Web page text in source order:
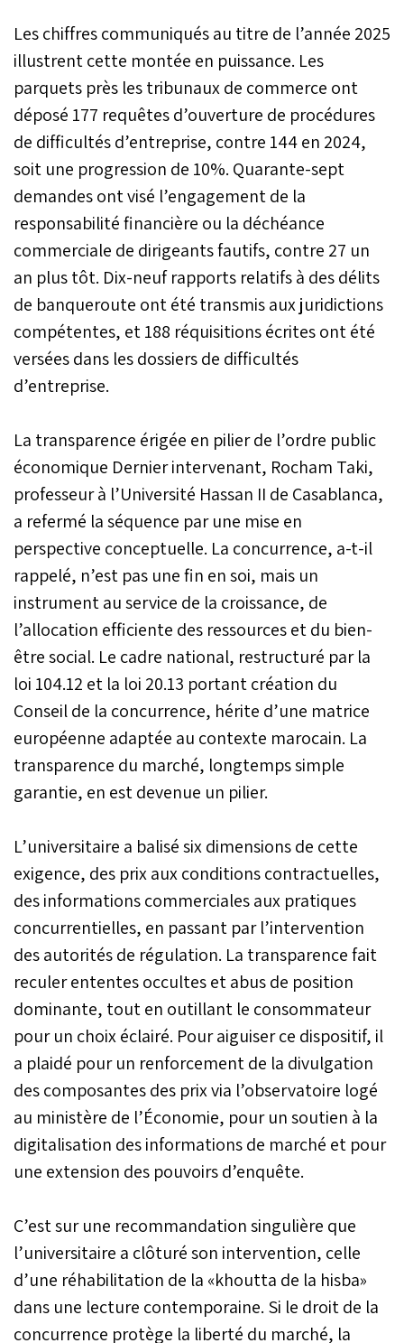
Les chiffres communiqués au titre de l’année 2025
illustrent cette montée en puissance. Les
parquets près les tribunaux de commerce ont
déposé 177 requêtes d’ouverture de procédures
de difficultés d’entreprise, contre 144 en 2024,
soit une progression de 10%. Quarante-sept
demandes ont visé l’engagement de la
responsabilité financière ou la déchéance
commerciale de dirigeants fautifs, contre 27 un
an plus tôt. Dix-neuf rapports relatifs à des délits
de banqueroute ont été transmis aux juridictions
compétentes, et 188 réquisitions écrites ont été
versées dans les dossiers de difficultés
d’entreprise.
La transparence érigée en pilier de l’ordre public
économique Dernier intervenant, Rocham Taki,
professeur à l’Université Hassan II de Casablanca,
a refermé la séquence par une mise en
perspective conceptuelle. La concurrence, a-t-il
rappelé, n’est pas une fin en soi, mais un
instrument au service de la croissance, de
l’allocation efficiente des ressources et du bien-
être social. Le cadre national, restructuré par la
loi 104.12 et la loi 20.13 portant création du
Conseil de la concurrence, hérite d’une matrice
européenne adaptée au contexte marocain. La
transparence du marché, longtemps simple
garantie, en est devenue un pilier.
L’universitaire a balisé six dimensions de cette
exigence, des prix aux conditions contractuelles,
des informations commerciales aux pratiques
concurrentielles, en passant par l’intervention
des autorités de régulation. La transparence fait
reculer ententes occultes et abus de position
dominante, tout en outillant le consommateur
pour un choix éclairé. Pour aiguiser ce dispositif, il
a plaidé pour un renforcement de la divulgation
des composantes des prix via l’observatoire logé
au ministère de l’Économie, pour un soutien à la
digitalisation des informations de marché et pour
une extension des pouvoirs d’enquête.
C’est sur une recommandation singulière que
l’universitaire a clôturé son intervention, celle
d’une réhabilitation de la «khoutta de la hisba»
dans une lecture contemporaine. Si le droit de la
concurrence protège la liberté du marché, la